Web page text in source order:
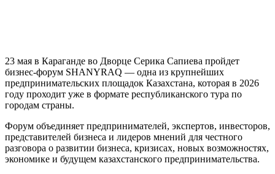
23 мая в Караганде во Дворце Серика Сапиева пройдет
бизнес-форум SHANYRAQ — одна из крупнейших
предпринимательских площадок Казахстана, которая в 2026
году проходит уже в формате республиканского тура по
городам страны.
Форум объединяет предпринимателей, экспертов, инвесторов,
представителей бизнеса и лидеров мнений для честного
разговора о развитии бизнеса, кризисах, новых возможностях,
экономике и будущем казахстанского предпринимательства.